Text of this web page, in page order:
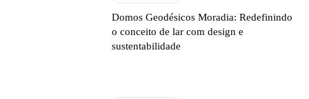
Domos Geodésicos Moradia: Redefinindo
o conceito de lar com design e
sustentabilidade